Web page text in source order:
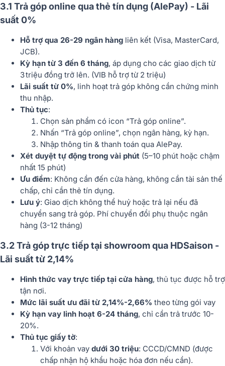
3.1 Trả góp online qua thẻ tín dụng (AlePay) - Lãi
suất 0%
Hỗ trợ qua 26-29 ngân hàng liên kết (Visa, MasterCard,
JCB).
Kỳ hạn từ 3 đến 6 tháng, áp dụng cho các giao dịch từ
3 triệu đồng trở lên. (VIB hỗ trợ từ 2 triệu)
Lãi suất từ 0%, linh hoạt trả góp không cần chứng minh
thu nhập.
Thủ tục:
Chọn sản phẩm có icon “Trả góp online”.
Nhấn “Trả góp online”, chọn ngân hàng, kỳ hạn.
Nhập thông tin & thanh toán qua AlePay.
Xét duyệt tự động trong vài phút (5–10 phút hoặc chậm
nhất 15 phút)
Ưu điểm: Không cần đến cửa hàng, không cần tài sản thế
chấp, chỉ cần thẻ tín dụng.
Lưu ý: Giao dịch không thể huỷ hoặc trả lại nếu đã
chuyển sang trả góp. Phí chuyển đổi phụ thuộc ngân
hàng (3-12 tháng)
3.2 Trả góp trực tiếp tại showroom qua HDSaison -
Lãi suất từ 2,14%
Hình thức vay trực tiếp tại cửa hàng, thủ tục được hỗ trợ
tận nơi.
Mức lãi suất ưu đãi từ 2,14%-2,66% theo từng gói vay
Kỳ hạn vay linh hoạt 6-24 tháng, chỉ cần trả trước 10-
20%.
Thủ tục giấy tờ:
Với khoản vay dưới 30 triệu: CCCD/CMND (được
chấp nhận hộ khẩu hoặc hóa đơn nếu cần).